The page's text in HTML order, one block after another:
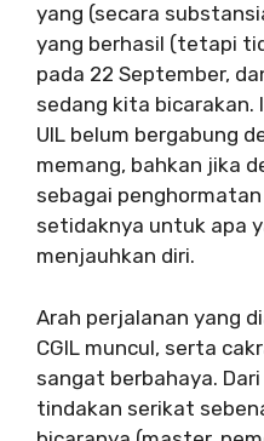
yang (secara
yang berhasil (tetapi
pada 22 September,
sedang kita bicarakan.
UIL belum bergabung
memang, bahkan jika
sebagai
setidaknya untuk apa
menjauhkan diri.
Arah perjalanan yang
CGIL muncul, serta
sangat berbahaya.
tindakan serikat